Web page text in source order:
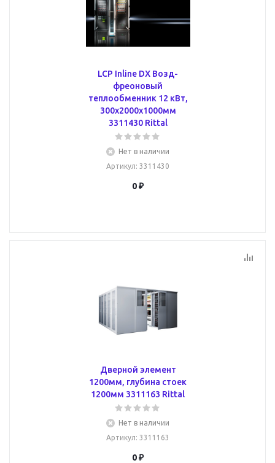
LCP Inline DX Возд-
фреоновый
теплообменник 12 кВт,
300x2000x1000мм
3311430 Rittal
Нет в наличии
Артикул: 3311430
0 ₽
Дверной элемент
1200мм, глубина стоек
1200мм 3311163 Rittal
Нет в наличии
Артикул: 3311163
0 ₽